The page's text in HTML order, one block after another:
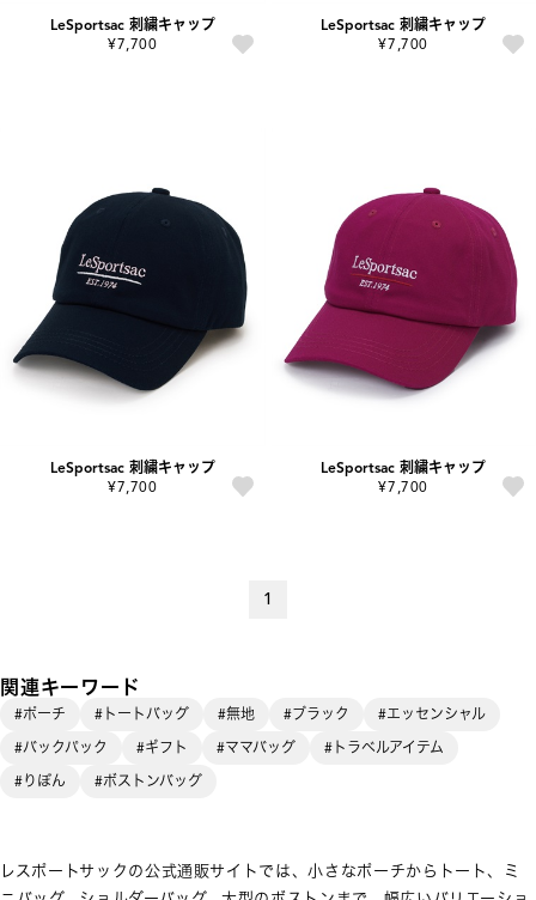
LeSportsac 刺繍キャップ
¥7,700
LeSportsac 刺繍キャップ
¥7,700
LeSportsac 刺繍キャップ
¥7,700
LeSportsac 刺繍キャップ
¥7,700
1
関連キーワード
#ポーチ #トートバッグ #無地 #ブラック
#エッセンシャル
#バックパック
#ギフト #ママバッグ
#トラベルアイテム
#りぼん
#ボストンバッグ
レスポートサックの公式通販サイトでは、小さなポーチからトート、ミ